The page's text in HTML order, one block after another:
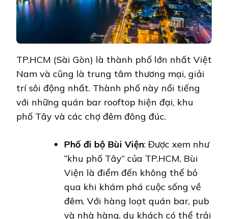
TP.HCM (Sài Gòn) là thành phố lớn nhất Việt
Nam và cũng là trung tâm thương mại, giải
trí sôi động nhất. Thành phố này nổi tiếng
với những quán bar rooftop hiện đại, khu
phố Tây và các chợ đêm đông đúc.
Phố đi bộ Bùi Viện: Được xem như
“khu phố Tây” của TP.HCM, Bùi
Viện là điểm đến không thể bỏ
qua khi khám phá cuộc sống về
đêm. Với hàng loạt quán bar, pub
và nhà hàng, du khách có thể trải